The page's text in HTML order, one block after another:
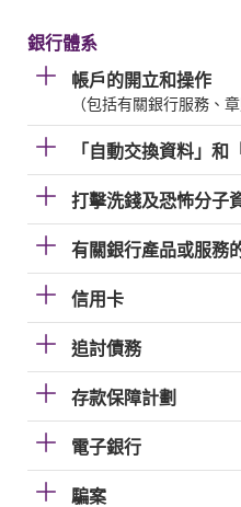
銀行體系
帳戶的開立和操作
（包括有關銀行服務、
「自動交換資料」和
打擊洗錢及恐怖分子
有關銀行產品或服務
信用卡
追討債務
存款保障計劃
電子銀行
騙案